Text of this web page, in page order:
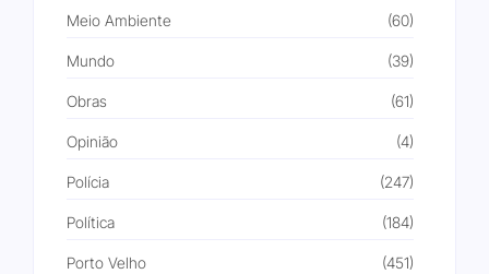
Meio Ambiente (60)
Mundo (39)
Obras (61)
Opinião (4)
Polícia (247)
Política (184)
Porto Velho (451)